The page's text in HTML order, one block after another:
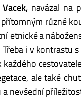
navázal na
různé
etnické a
i v kontrastu
každého
ale také
nevšední